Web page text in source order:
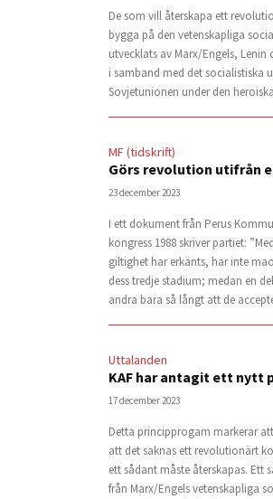
De som vill återskapa ett
bygga på den vetenskapliga
utvecklats av Marx/Engels,
i samband med det socialistiska
Sovjetunionen under den
MF (tidskrift)
Görs revolution utifrån
23 december 2023
I ett dokument från Perus
kongress 1988 skriver partiet:
giltighet har erkänts, har inte
dess tredje stadium; medan en
andra bara så långt att de
Uttalanden
KAF har antagit ett nytt
17 december 2023
Detta principprogam markerar
att det saknas ett revolutionärt
ett sådant måste återskapas.
från Marx/Engels vetenskapliga